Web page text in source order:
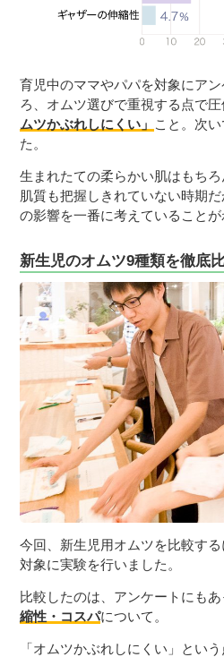
育児中のママやパパを対象にア
ろ、オムツ選びで重視する点で
ムツかぶれしにくい」 こと。次
た。
生まれたての柔らかい肌はもち
肌質も把握しきれていない時期
の影響を一番に考えていることが
新生児のオムツ9種類を徹底比
今回、新生児用オムツを比較す
対象に実験を行いました。
比較したのは、アンケートにもあ
縮性・コスパについて。
「オムツかぶれしにくい」とい